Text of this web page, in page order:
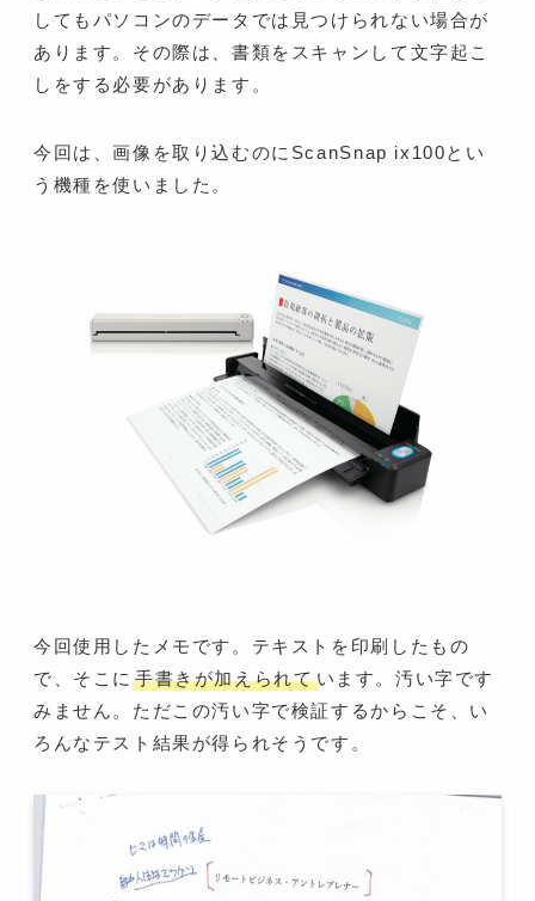
してもパソコンのデータでは見つけられない場合が
あります。その際は、書類をスキャンして文字起こ
しをする必要があります。
今回は、画像を取り込むのにScanSnap ix100とい
う機種を使いました。
今回使用したメモです。テキストを印刷したもの
で、そこに 手書きが加えられています。汚い字です
みません。ただこの汚い字で検証するからこそ、い
ろんなテスト結果が得られそうです。